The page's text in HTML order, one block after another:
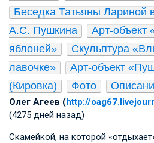
Беседка Татьяны Лариной
А.С. Пушкина
Арт-объект
яблоней»
Скульптура
лавочке»
Арт-объект
(Кировка)
Фото
Олег Агеев (http://
(4275 дней назад)
Скамейкой, на которой